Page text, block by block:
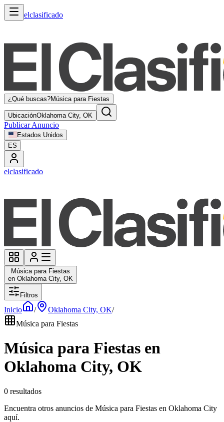
elclasificado
¿Qué buscas?Música para Fiestas
UbicaciónOklahoma City, OK
Publicar Anuncio
Estados Unidos
ES
elclasificado
Música para Fiestas
en Oklahoma City, OK
Filtros
Inicio / Oklahoma City, OK/
Música para Fiestas
Música para Fiestas en
Oklahoma City, OK
0 resultados
Encuentra otros anuncios de Música para Fiestas en Oklahoma City
aquí.